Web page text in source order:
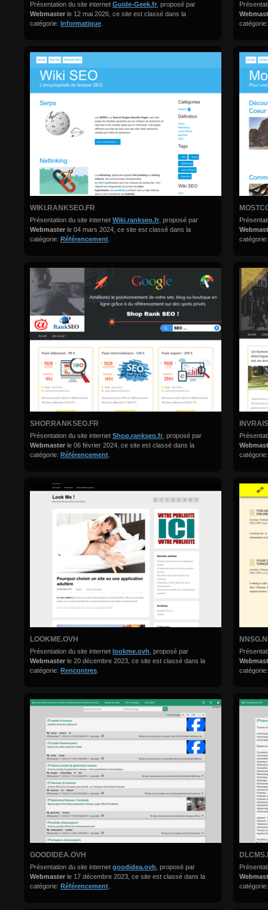
Présentation du site internet Guide-Geek.fr , proposé par
Webmaster le 12 mai 2026, ce site est classé dans la
catégorie: Informatique
WIKI.RANKSEO.FR
Présentation du site internet Wiki.rankseo.fr , proposé par
Webmaster le 04 mars 2024, ce site est classé dans la
catégorie: Référencement
SHOP.RANKSEO.FR
Présentation du site internet Shop.rankseo.fr , proposé par
Webmaster le 06 février 2024, ce site est classé dans la
catégorie: Référencement
LOOKME.OVH
Présentation du site internet lookme.ovh , proposé par
Webmaster le 20 décembre 2023, ce site est classé dans la
catégorie: Rencontres
GOODIDEA.OVH
Présentation du site internet goodidea.ovh , proposé par
Webmaster le 17 décembre 2023, ce site est classé dans la
catégorie: Référencement